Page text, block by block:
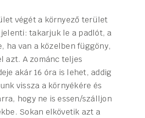
végét a környező terület
takarjuk le a padlót, a
ha van a közelben függöny,
azt. A zománc teljes
akár 16 óra is lehet, addig
vissza a környékére és
hogy ne is essen/szálljon
Sokan elkövetik azt a